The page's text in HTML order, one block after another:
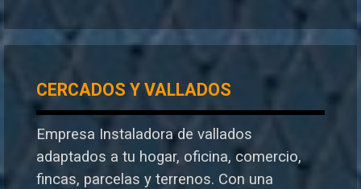
CERCADOS Y VALLADOS
Empresa Instaladora de vallados
adaptados a tu hogar, oficina, comercio,
fincas, parcelas y terrenos. Con una